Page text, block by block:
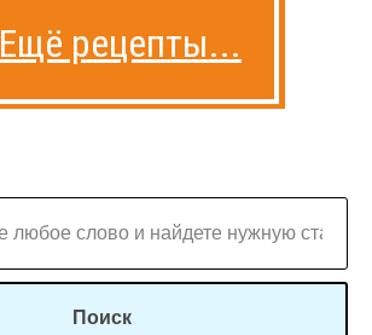
Ещё рецепты...
Поиск